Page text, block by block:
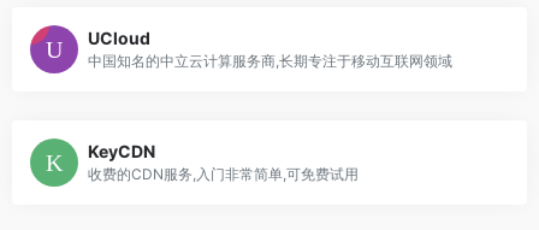
UCloud
中国知名的中立云计算服务商,长期专注于移动互联网领域
KeyCDN
收费的CDN服务,入门非常简单,可免费试用